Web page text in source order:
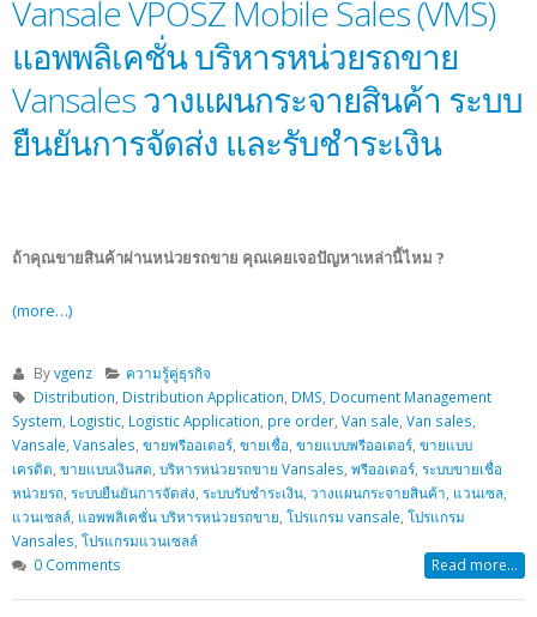
Vansale VPOSZ Mobile Sales (VMS)
แอพพลิเคชั่น บริหารหน่วยรถขาย
Vansales วางแผนกระจายสินค้า ระบบ
ยืนยันการจัดส่ง และรับชำระเงิน
ถ้าคุณขายสินค้าผ่านหน่วยรถขาย คุณเคยเจอปัญหาเหล่านี้ไหม ?
(more…)
Byvgenz
ความรู้คู่ธุรกิจ
Distribution, Distribution Application, DMS, Document Management
System, Logistic, Logistic Application, pre order, Van sale, Van sales,
Vansale, Vansales, ขายพรีออเดอร์, ขายเชื่อ, ขายแบบพรีออเดอร์, ขายแบบ
เครดิต, ขายแบบเงินสด, บริหารหน่วยรถขาย Vansales, พรีออเดอร์, ระบบขายเชื่อ
หน่วยรถ, ระบบยืนยันการจัดส่ง, ระบบรับชำระเงิน, วางแผนกระจายสินค้า, แวนเซล,
แวนเซลล์, แอพพลิเคชั่น บริหารหน่วยรถขาย, โปรแกรม vansale, โปรแกรม
Vansales, โปรแกรมแวนเซลล์
0 Comments
Read more...